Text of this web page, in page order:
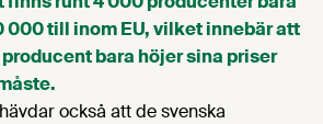
000 till inom EU, vilket innebär att
bara höjer sina priser
också att de svenska